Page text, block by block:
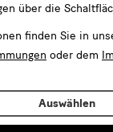
über die
finden Sie in
oder dem
Auswählen